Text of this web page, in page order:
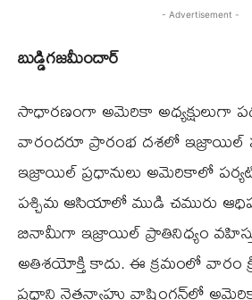
- Advertisement -
బుడ్డిగజమీందార్‌
సాధారణంగా అమెరికా అధ్యక్షులుగా
వారందరూ ప్రారంభ దశలో
ఇజ్రాయిల్‌ ప్రధానులు అమెరికాలో
పశ్చిమ ఆసియాలో ముడి చమురు
బినామీగా ఇజ్రాయిల్‌ ప్రాతినిధ్యం
అతిశయోక్తి కాదు. ఈ క్రమంలో వారం
ప్రధాని నెతన్యాహు వాషింగ్టన్‌లో అమెరికా